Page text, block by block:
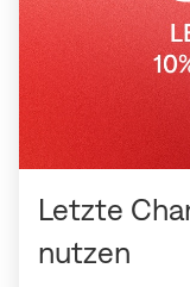
Letzte
nutzen